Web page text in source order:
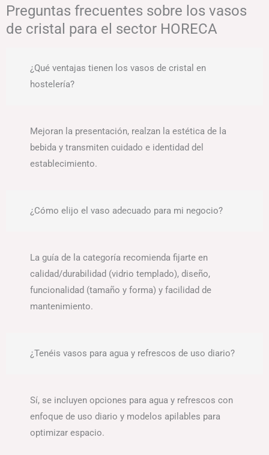
Preguntas frecuentes sobre los vasos
de cristal para el sector HORECA
¿Qué ventajas tienen los vasos de cristal en
hostelería?
Mejoran la presentación, realzan la estética de la
bebida y transmiten cuidado e identidad del
establecimiento.
¿Cómo elijo el vaso adecuado para mi negocio?
La guía de la categoría recomienda fijarte en
calidad/durabilidad (vidrio templado), diseño,
funcionalidad (tamaño y forma) y facilidad de
mantenimiento.
¿Tenéis vasos para agua y refrescos de uso diario?
Sí, se incluyen opciones para agua y refrescos con
enfoque de uso diario y modelos apilables para
optimizar espacio.